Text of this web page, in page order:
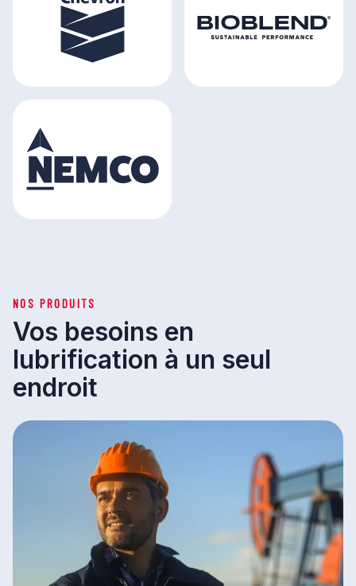
NOS PRODUITS
Vos besoins en
lubrification à un seul
endroit